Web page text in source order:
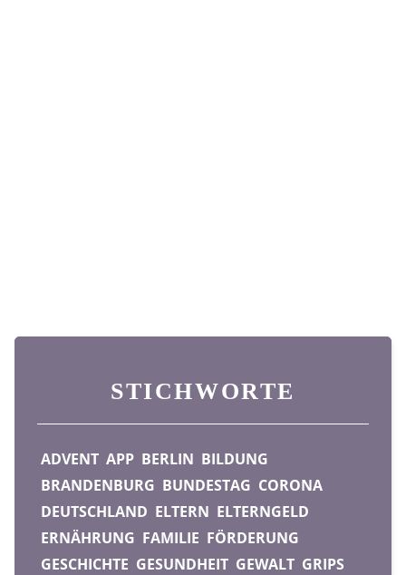
STICHWORTE
ADVENT APP BERLIN BILDUNG
BRANDENBURG BUNDESTAG CORONA
DEUTSCHLAND ELTERN ELTERNGELD
ERNÄHRUNG FAMILIE FÖRDERUNG
GESCHICHTE GESUNDHEIT GEWALT GRIPS